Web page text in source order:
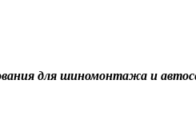
для шиномонтажа и